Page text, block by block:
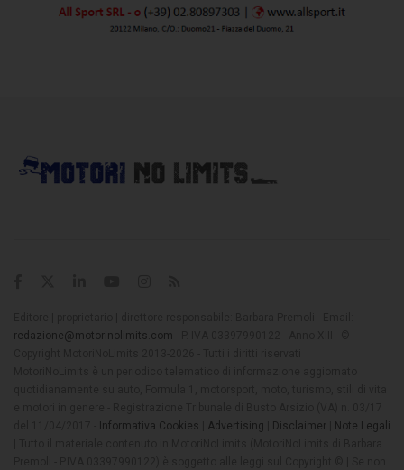
redazione@motorinolimits.com
Informativa Cookies Advertising Disclaimer
Note Legali